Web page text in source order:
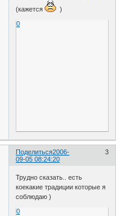
(кажется
)
0
Поделиться 3
2006-
09-05 08:24:20
Трудно сказать.. есть
коекакие традиции которые я
соблюдаю )
0